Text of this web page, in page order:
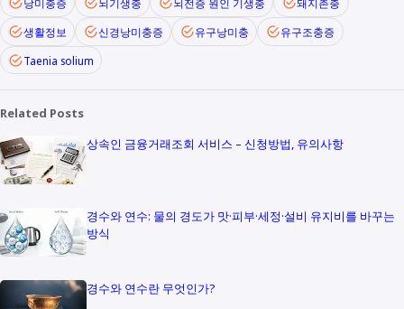
생활정보
신경낭미충증 유구낭미충 유구조충증
Taenia solium
Related Posts
상속인 금융거래조회 서비스 – 신청방법, 유의사항
경수와 연수: 물의 경도가 맛·피부·세정·설비 유지비를 바꾸는
방식
경수와 연수란 무엇인가?